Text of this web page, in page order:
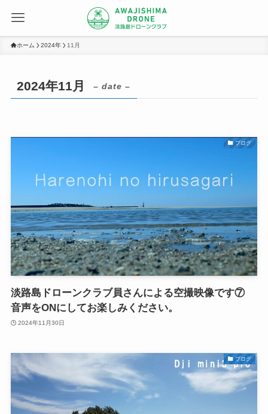
ホーム 2024年 11月
2024年11月 – date –
ブログ
淡路島ドローンクラブ員さんによる空撮映像です⑦
音声をONにしてお楽しみください。
2024年11月30日
ブログ